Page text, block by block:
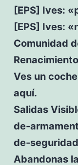
[EPS] Ives:
[EPS] Ives:
Comunidad
Renacimiento
Ves un
aquí.
Salidas
de-
de-
Abandonas